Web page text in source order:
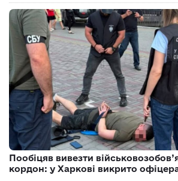
Пообіцяв вивезти
кордон: у Харкові викрито